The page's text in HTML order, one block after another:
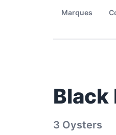
Marques
Black
3 Oysters